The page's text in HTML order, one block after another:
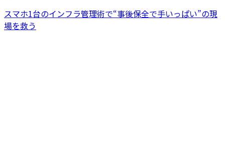
スマホ1台のインフラ管理術で“事後保全で手いっぱい”の現
場を救う